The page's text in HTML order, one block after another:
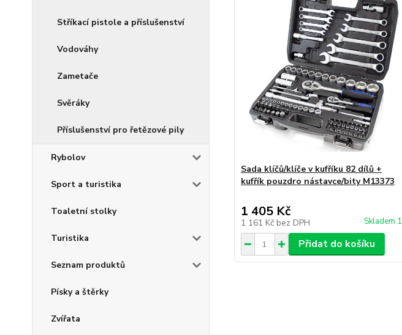
Stříkací pistole a příslušenství
Vodováhy
Zametače
Svěráky
Příslušenství pro řetězové pily
Rybolov
Sport a turistika
Toaletní stolky
Turistika
Seznam produktů
Písky a štěrky
Zvířata
Sada klíčů/klíče v kufříku 82 dílů +
kufřík pouzdro nástavce/bity M13373
1 405 Kč
1 161 Kč bez DPH Skladem 1
Přidat do košíku